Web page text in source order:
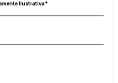
Ilustrativa*